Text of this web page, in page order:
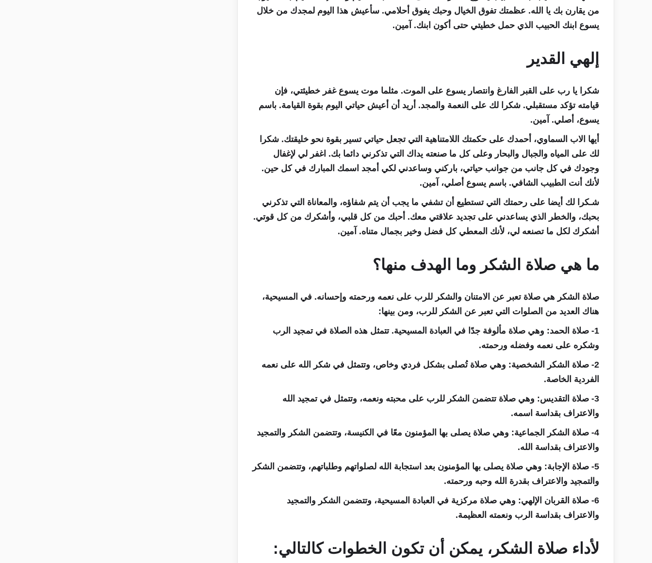
من يقارن بك يا الله. عظمتك تفوق الخيال وحبك يفوق أحلامي. سأعيش هذا اليوم لمجدك من خلال
يسوع ابنك الحبيب الذي حمل خطيتي حتى أكون ابنك. آمين.
إلهي القدير
شكرا يا رب على القبر الفارغ وانتصار يسوع على الموت. مثلما موت يسوع غفر خطيئتي، فإن
قيامته تؤكد مستقبلي. شكرا لك على النعمة والمجد. أريد أن أعيش حياتي اليوم بقوة القيامة. باسم
يسوع، أصلي. آمين.
أيها الاب السماوي، أحمدك على حكمتك اللامتناهية التي تجعل حياتي تسير بقوة نحو خليقتك. شكرا
لك على المياه والجبال والبحار وعلى كل ما صنعته يداك التي تذكرني دائما بك. اغفر لي لإغفال
وجودك في كل جانب من جوانب حياتي، باركني وساعدني لكي أمجد اسمك المبارك في كل حين.
لأنك أنت الطبيب الشافي. باسم يسوع أصلي، آمين.
شـكرا لك أيضا على رحمتك التي تستطيع أن تشفي ما يجب أن يتم شفاؤه، والمعاناة التي تذكرني
بحبك، والخطر الذي يساعدني على تجديد علاقتي معك. أحبك من كل قلبي، وأشكرك من كل قوتي.
أشكرك لكل ما تصنعه لي، لأنك المعطي كل فضل وخير بجمال متناه. آمين.
ما هي صلاة الشكر وما الهدف منها؟
صلاة الشكر هي صلاة تعبر عن الامتنان والشكر للرب على نعمه ورحمته وإحسانه. في المسيحية،
هناك العديد من الصلوات التي تعبر عن الشكر للرب، ومن بينها:
1- صلاة الحمد
: وهي صلاة مألوفة جدًا في العبادة المسيحية. تتمثل هذه الصلاة في تمجيد الرب
وشكره على نعمه وفضله ورحمته.
2- صلاة الشكر الشخصية
: وهي صلاة تُصلى بشكل فردي وخاص، وتتمثل في شكر الله على نعمه
الفردية الخاصة.
3- صلاة التقديس
: وهي صلاة تتضمن الشكر للرب على محبته ونعمه، وتتمثل في تمجيد الله
والاعتراف بقداسة اسمه.
4- صلاة الشكر الجماعية
: وهي صلاة يصلى بها المؤمنون معًا في الكنيسة، وتتضمن الشكر والتمجيد
والاعتراف بقداسة الله.
5- صلاة الإجابة
: وهي صلاة يصلى بها المؤمنون بعد استجابة الله لصلواتهم وطلباتهم، وتتضمن الشكر
والتمجيد والاعتراف بقدرة الله وحبه ورحمته.
6- صلاة القربان الإلهي
: وهي صلاة مركزية في العبادة المسيحية، وتتضمن الشكر والتمجيد
والاعتراف بقداسة الرب ونعمته العظيمة.
لأداء صلاة الشكر، يمكن أن تكون الخطوات كالتالي: